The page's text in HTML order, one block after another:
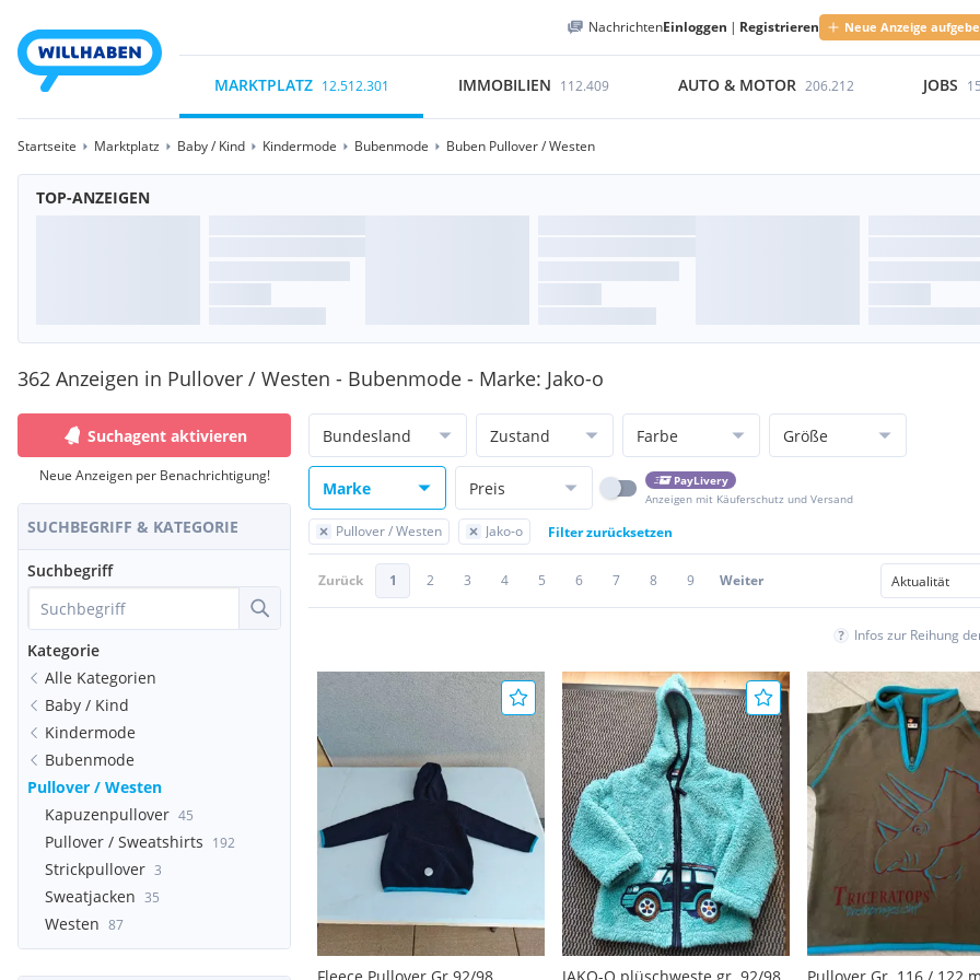
NachrichtenEinloggen | Registrieren Neue Anzeige
MARKTPLATZ 12.512.301 IMMOBILIEN 112.409 AUTO & MOTOR 206.212 JOBS
Startseite Marktplatz Baby / Kind Kindermode Bubenmode Buben Pullover / Westen
TOP-ANZEIGEN
362 Anzeigen in Pullover / Westen - Bubenmode - Marke: Jako-o
Suchagent aktivieren
Neue Anzeigen per Benachrichtigung!
SUCHBEGRIFF & KATEGORIE
Suchbegriff
Kategorie
Alle Kategorien
Baby / Kind
Kindermode
Bubenmode
Pullover / Westen
Kapuzenpullover 45
Pullover / Sweatshirts 192
Strickpullover 3
Sweatjacken 35
Westen 87
Bundesland Zustand Farbe Größe
Marke Preis
PayLivery
Anzeigen mit Käuferschutz und Versand
Pullover / Westen Jako-o Filter zurücksetzen
Zurück 1 2 3 4 5 6 7 8 9 Weiter
Infos zur Reihung